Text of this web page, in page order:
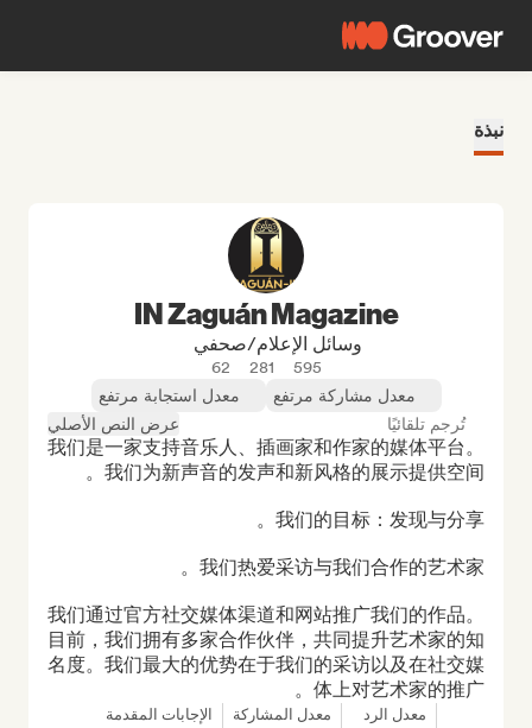
نبذة
IN Zaguán Magazine
وسائل الإعلام/صحفي
595
281
62
معدل مشاركة مرتفع
معدل استجابة مرتفع
تُرجم تلقائيًا
عرض النص الأصلي
我们是一家支持音乐人、插画家和作家的媒体平台。
我们通过官方社交媒体渠道和网站推广我们的作品。
目前，我们拥有多家合作伙伴，共同提升艺术家的知
名度。我们最大的优势在于我们的采访以及在社交媒
体上对艺术家的推广。
معدل الرد معدل المشاركة الإجابات المقدمة